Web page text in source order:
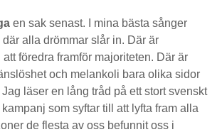
en sak senast. I mina bästa sånger
alla drömmar slår in. Där är
föredra framför majoriteten. Där är
och melankoli bara olika sidor
läser en lång tråd på ett stort svenskt
som syftar till att lyfta fram alla
de flesta av oss befunnit oss i